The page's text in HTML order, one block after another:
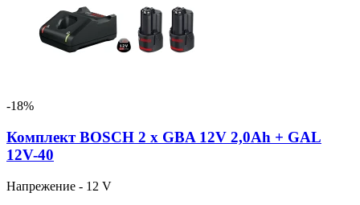
-18%
Комплект BOSCH 2 х GBA 12V 2,0Ah + GAL
12V-40
Напрежение - 12 V